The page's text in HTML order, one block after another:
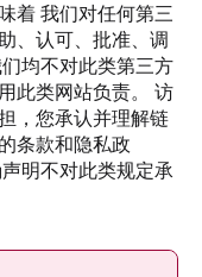
着 我们对任何第三
、认可、批准、调
均不对此类第三方
此类网站负责。 访
，您承认并理解链
条款和隐私政
明不对此类规定承